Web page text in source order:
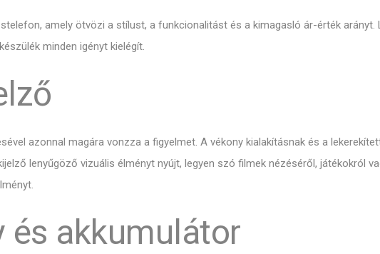
amely ötvözi a stílust, a funkcionalitást és a kimagasló ár-érték
minden igényt kielégít.
azonnal magára vonzza a figyelmet. A vékony kialakításnak és a
lenyűgöző vizuális élményt nyújt, legyen szó filmek nézéséről, játékokról
és akkumulátor